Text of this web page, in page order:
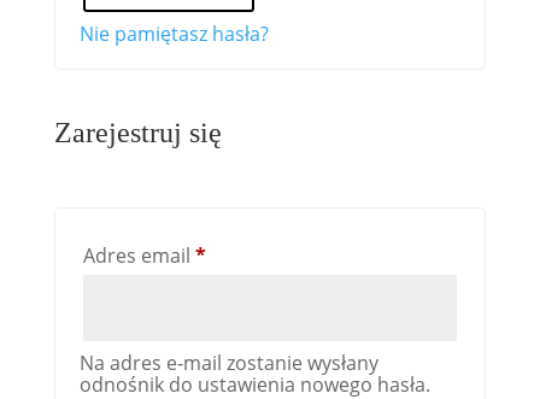
Nie pamię­tasz hasła?
Zarejestruj się
Adres email *
Na adres e‑mail zostanie wysłany
odnośnik do ustaw­ienia nowego hasła.